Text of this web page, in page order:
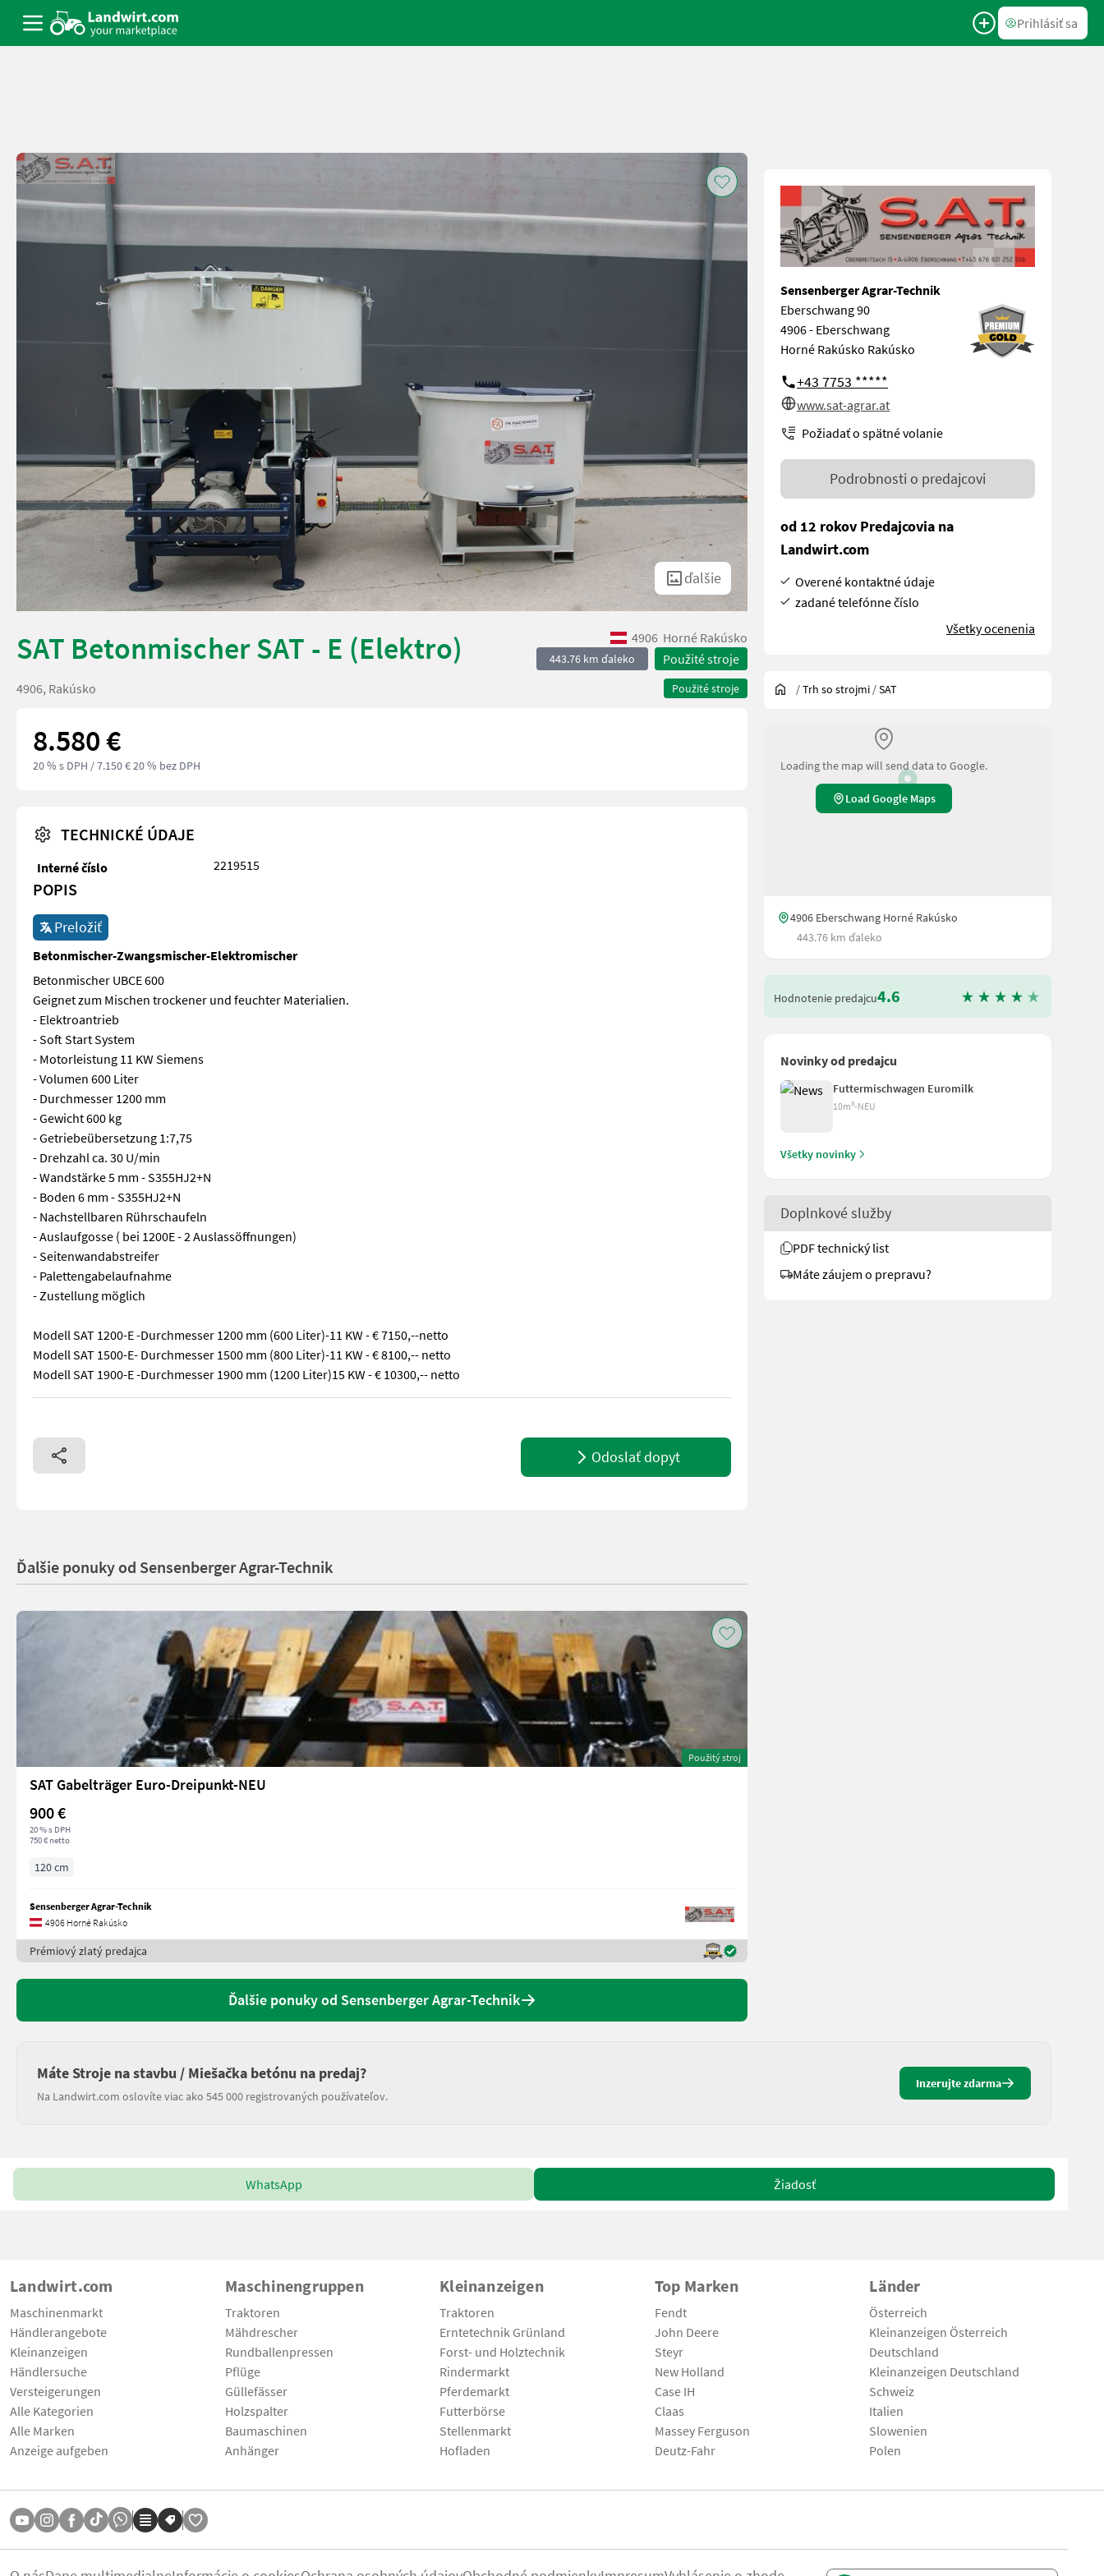
Prihlásiť sa
ďalšie
SAT Betonmischer SAT - E (Elektro) 4906 Horné Rakúsko
443.76 km ďaleko Použité stroje
Použité stroje
4906, Rakúsko
8.580 €
20 % s DPH / 7.150 € 20 % bez DPH
TECHNICKÉ ÚDAJE
Interné číslo 2219515
POPIS
Preložiť
Betonmischer-Zwangsmischer-Elektromischer
Betonmischer UBCE 600
Geignet zum Mischen trockener und feuchter Materialien.
- Elektroantrieb
- Soft Start System
- Motorleistung 11 KW Siemens
- Volumen 600 Liter
- Durchmesser 1200 mm
- Gewicht 600 kg
- Getriebeübersetzung 1:7,75
- Drehzahl ca. 30 U/min
- Wandstärke 5 mm - S355HJ2+N
- Boden 6 mm - S355HJ2+N
- Nachstellbaren Rührschaufeln
- Auslaufgosse ( bei 1200E - 2 Auslassöffnungen)
- Seitenwandabstreifer
- Palettengabelaufnahme
- Zustellung möglich
Modell SAT 1200-E -Durchmesser 1200 mm (600 Liter)-11 KW - € 7150,--netto
Modell SAT 1500-E- Durchmesser 1500 mm (800 Liter)-11 KW - € 8100,-- netto
Modell SAT 1900-E -Durchmesser 1900 mm (1200 Liter)15 KW - € 10300,-- netto
Betonmischer UBCE 600 Geignet zum Mischen trockener und feuchter Materialien. - Elektroantrieb - Soft Start System - Motorleistung 11 KW Siemens - Volumen 600 Liter - Durchmesser 1200
Odoslať dopyt
Sensenberger Agrar-Technik
Eberschwang 90
4906 - Eberschwang
Horné Rakúsko Rakúsko
+43 7753 *****
www.sat-agrar.at
Požiadať o spätné volanie
Podrobnosti o predajcovi
od 12 rokov Predajcovia na
Landwirt.com
Overené kontaktné údaje
zadané telefónne číslo
Všetky ocenenia
/Trh so strojmi /SAT
Loading the map will send data to Google.
Load Google Maps
4906 Eberschwang Horné Rakúsko
443.76 km ďaleko
Hodnotenie predajcu4.6
Novinky od predajcu
Futtermischwagen Euromilk
10m³-NEU
Všetky novinky
Doplnkové služby
PDF technický list
Máte záujem o prepravu?
Ďalšie ponuky od Sensenberger Agrar-Technik
Použitý stroj
SAT Gabelträger Euro-Dreipunkt-NEU
900 €
20 % s DPH
750 € netto
120 cm
Sensenberger Agrar-Technik
4906 Horné Rakúsko
Prémiový zlatý predajca
Ďalšie ponuky od Sensenberger Agrar-Technik
Máte Stroje na stavbu / Miešačka betónu na predaj?
Na Landwirt.com oslovíte viac ako 545 000 registrovaných používateľov.
Inzerujte zdarma
WhatsApp Žiadosť
Landwirt.com
Maschinenmarkt
Händlerangebote
Kleinanzeigen
Händlersuche
Versteigerungen
Alle Kategorien
Alle Marken
Anzeige aufgeben
Maschinengruppen
Traktoren
Mähdrescher
Rundballenpressen
Pflüge
Güllefässer
Holzspalter
Baumaschinen
Anhänger
Kleinanzeigen
Traktoren
Erntetechnik Grünland
Forst- und Holztechnik
Rindermarkt
Pferdemarkt
Futterbörse
Stellenmarkt
Hofladen
Top Marken
Fendt
John Deere
Steyr
New Holland
Case IH
Claas
Massey Ferguson
Deutz-Fahr
Länder
Österreich
Kleinanzeigen Österreich
Deutschland
Kleinanzeigen Deutschland
Schweiz
Italien
Slowenien
Polen